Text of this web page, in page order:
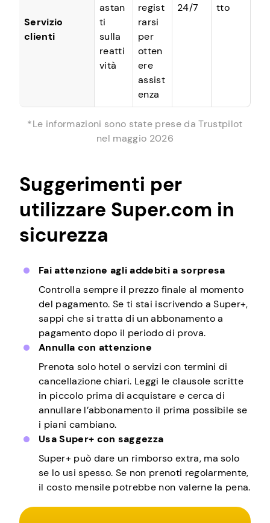
Servizio
clienti
astan
ti
sulla
reatti
vità
regist
rarsi
per
otten
ere
assist
enza
24/7
tto
*Le informazioni sono state prese da Trustpilot
nel maggio 2026
Suggerimenti per
utilizzare Super.com in
sicurezza
Fai attenzione agli addebiti a sorpresa
Controlla sempre il prezzo finale al momento
del pagamento. Se ti stai iscrivendo a Super+,
sappi che si tratta di un abbonamento a
pagamento dopo il periodo di prova.
Annulla con attenzione
Prenota solo hotel o servizi con termini di
cancellazione chiari. Leggi le clausole scritte
in piccolo prima di acquistare e cerca di
annullare l’abbonamento il prima possibile se
i piani cambiano.
Usa Super+ con saggezza
Super+ può dare un rimborso extra, ma solo
se lo usi spesso. Se non prenoti regolarmente,
il costo mensile potrebbe non valerne la pena.